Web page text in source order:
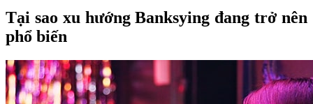
Tại sao xu hướng Banksying đang trở nên
phổ biến